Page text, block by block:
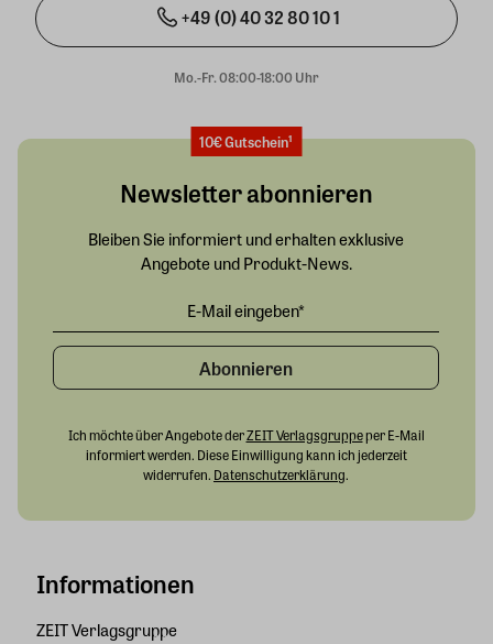
+49 (0) 40 32 80 10 1
Mo.-Fr. 08:00-18:00 Uhr
Informationen
ZEIT Verlagsgruppe
10€ Gutschein¹
Newsletter abonnieren
Bleiben Sie informiert und erhalten exklusive
Angebote und Produkt-News.
Abonnieren
Ich möchte über Angebote derZEIT Verlagsgruppeper E-Mail
informiert werden. Diese Einwilligung kann ich jederzeit
widerrufen. Datenschutzerklärung.